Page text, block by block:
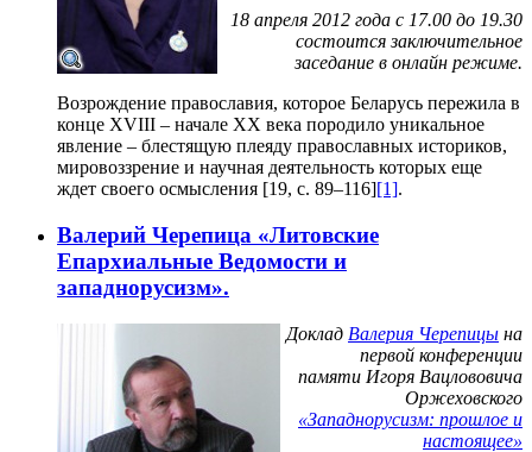
18 апреля 2012 года с 17.00 до 19.30
состоится заключительное
заседание в онлайн режиме.
Возрождение православия, которое Беларусь пережила в
конце XVIII – начале XX века породило уникальное
явление – блестящую плеяду православных историков,
мировоззрение и научная деятельность которых еще
ждет своего осмысления [19, с. 89–116][1].
Валерий Черепица «Литовские
Епархиальные Ведомости и
западнорусизм».
Доклад Валерия Черепицы на
первой конференции
памяти Игоря Вацлововича
Оржеховского
«Западнорусизм: прошлое и
настоящее»